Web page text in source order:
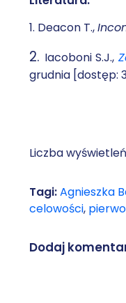
1. Deacon T.,
2. Iacoboni S.J.,
grudnia [dostęp:
Liczba
Tagi:Agnieszka
celowości,
Dodaj